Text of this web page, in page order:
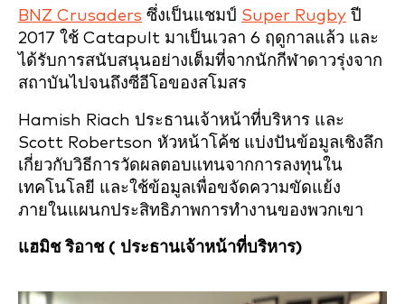
BNZ Crusaders ซึ่งเป็นแชมป์ Super Rugby ปี
2017 ใช้ Catapult มาเป็นเวลา 6 ฤดูกาลแล้ว และ
ได้รับการสนับสนุนอย่างเต็มที่จากนักกีฬาดาวรุ่งจาก
สถาบันไปจนถึงซีอีโอของสโมสร
Hamish Riach ประธานเจ้าหน้าที่บริหาร และ
Scott Robertson หัวหน้าโค้ช แบ่งปันข้อมูลเชิงลึก
เกี่ยวกับวิธีการวัดผลตอบแทนจากการลงทุนใน
เทคโนโลยี และใช้ข้อมูลเพื่อขจัดความขัดแย้ง
ภายในแผนกประสิทธิภาพการทำงานของพวกเขา
แฮมิช ริอาช ( ประธานเจ้าหน้าที่บริหาร)